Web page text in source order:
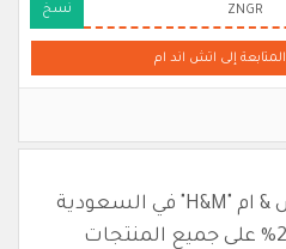
ZNGR نسخ
المتابعة إلى اتش اند ام
كود خصم اتش & ام "H&M" في السعودية